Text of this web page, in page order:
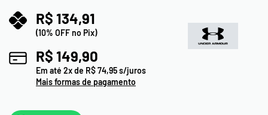
R$ 134,91
(10% OFF no Pix)
R$ 149,90
Em até 2x de R$74,95s/juros
Mais formas de pagamento